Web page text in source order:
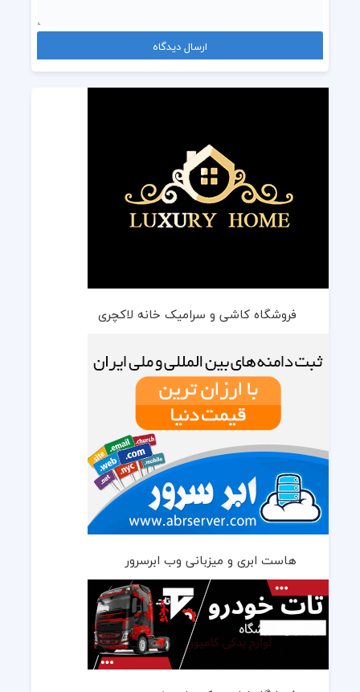
فروشگاه کاشی و سرامیک خانه لاکچری
هاست ابری و میزبانی وب ابرسرور